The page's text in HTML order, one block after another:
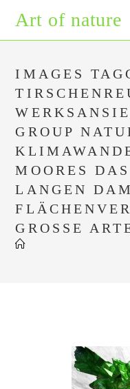
Inhalt
springen
Art of nature
IMAGES
GROUP
MOORES
LANGEN
GROSSE